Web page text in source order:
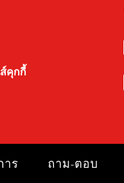
คุกกี้
ร ถาม-ตอบ